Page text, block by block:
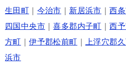
生田町
今治市 新居浜市 西
四国中央市 ｜喜多郡内子町 西
方町
｜伊予郡松前町 ｜上浮穴郡久
浜市